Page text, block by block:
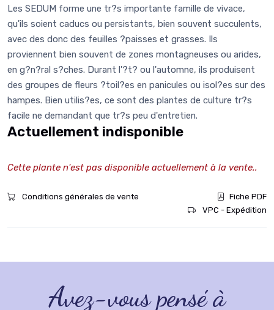
Les SEDUM forme une tr?s importante famille de vivace,
qu'ils soient caducs ou persistants, bien souvent succulents,
avec des donc des feuilles ?paisses et grasses. Ils
proviennent bien souvent de zones montagneuses ou arides,
en g?n?ral s?ches. Durant l'?t? ou l'automne, ils produisent
des groupes de fleurs ?toil?es en panicules ou isol?es sur des
hampes. Bien utilis?es, ce sont des plantes de culture tr?s
facile ne demandant que tr?s peu d'entretien.
Actuellement indisponible
Cette plante n'est pas disponible actuellement à la vente..
Conditions générales de vente
Fiche PDF
VPC - Expédition
Avez-vous pensé à